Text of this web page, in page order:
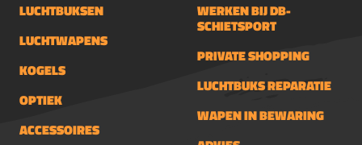
LUCHTBUKSEN
LUCHTWAPENS
KOGELS
OPTIEK
ACCESSOIRES
WERKEN BIJ DB-
SCHIETSPORT
PRIVATE SHOPPING
LUCHTBUKS REPARATIE
WAPEN IN BEWARING